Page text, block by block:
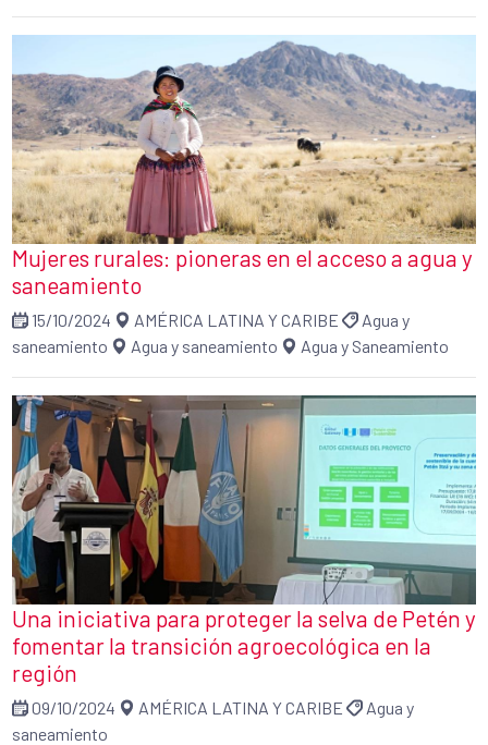
Mujeres rurales: pioneras en el acceso a agua y
saneamiento
15/10/2024 AMÉRICA LATINA Y CARIBE
Agua y
saneamiento
Agua y saneamiento Agua y Saneamiento
Una iniciativa para proteger la selva de Petén y
fomentar la transición agroecológica en la
región
09/10/2024 AMÉRICA LATINA Y CARIBE
Agua y
saneamiento